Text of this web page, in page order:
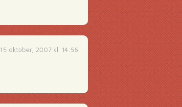
15 oktober, 2007 kl. 14:56